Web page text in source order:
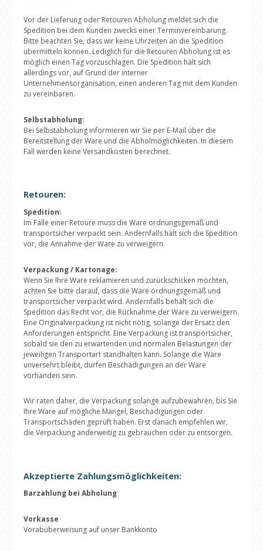
Vor der Lieferung oder Retouren Abholung meldet sich die
Spedition bei dem Kunden zwecks einer Terminvereinbarung.
Bitte beachten Sie, dass wir keine Uhrzeiten an die Spedition
übermitteln können. Lediglich für die Retouren Abholung ist es
möglich einen Tag vorzuschlagen. Die Spedition hält sich
allerdings vor, auf Grund der interner
Unternehmensorganisation, einen anderen Tag mit dem Kunden
zu vereinbaren.
Selbstabholung:
Bei Selbstabholung informieren wir Sie per E-Mail über die
Bereitstellung der Ware und die Abholmöglichkeiten. In diesem
Fall werden keine Versandkosten berechnet.
Retouren:
Spedition:
Im Falle einer Retoure muss die Ware ordnungsgemäß und
transportsicher verpackt sein. Andernfalls hält sich die Spedition
vor, die Annahme der Ware zu verweigern.
Verpackung / Kartonage:
Wenn Sie Ihre Ware reklamieren und zurückschicken möchten,
achten Sie bitte darauf, dass die Ware ordnungsgemäß und
transportsicher verpackt wird. Andernfalls behält sich die
Spedition das Recht vor, die Rücknahme der Ware zu verweigern.
Eine Originalverpackung ist nicht nötig, solange der Ersatz den
Anforderungen entspricht. Eine Verpackung ist transportsicher,
sobald sie den zu erwartenden und normalen Belastungen der
jeweiligen Transportart standhalten kann. Solange die Ware
unversehrt bleibt, dürfen Beschädigungen an der Ware
vorhanden sein.
Wir raten daher, die Verpackung solange aufzubewahren, bis Sie
Ihre Ware auf mögliche Mängel, Beschädigungen oder
Transportschäden geprüft haben. Erst danach empfehlen wir,
die Verpackung anderweitig zu gebrauchen oder zu entsorgen.
Akzeptierte Zahlungsmöglichkeiten:
Barzahlung bei Abholung
Vorkasse
Vorabüberweisung auf unser Bankkonto